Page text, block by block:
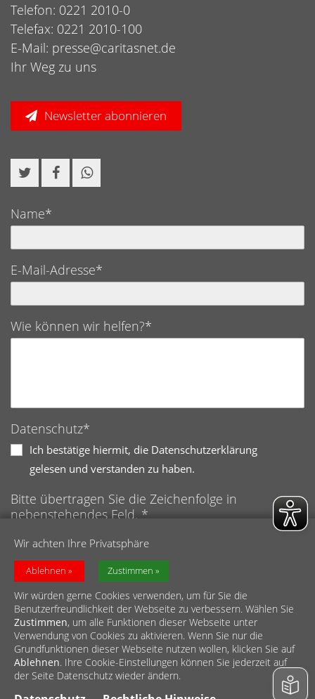
Wir achten Ihre Privatsphäre
Ablehnen Zustimmen
Wir würden gerne Cookies verwenden, um für Sie die
Benutzerfreundlichkeit der Webseite zu verbessern. Wählen Sie
Zustimmen, um alle Funktionen dieser Webseite unter
Verwendung von Cookies zu aktivieren. Wenn Sie nur die
Grundfunktionen dieser Webseite nutzen wollen, klicken Sie auf
Ablehnen. Ihre Cookie-Einstellungen können Sie jederzeit auf
der Seite Datenschutz wieder ändern.
Telefon: 0221 2010-0
Telefax: 0221 2010-100
E-Mail: presse@caritasnet.de
Ihr Weg zu uns
Newsletter abonnieren
Name*
E-Mail-Adresse*
Wie können wir helfen?*
Datenschutz*
Ich bestätige hiermit, die Datenschutzerklärung
gelesen und verstanden zu haben.
Bitte übertragen Sie die Zeichenfolge in
nebenstehendes Feld. *
Anti-Roboter-Verifizierung
Hier klicken
© Diözesan-Caritasverband für das Erzbistum Köln e.V.
Barrierefreiheit